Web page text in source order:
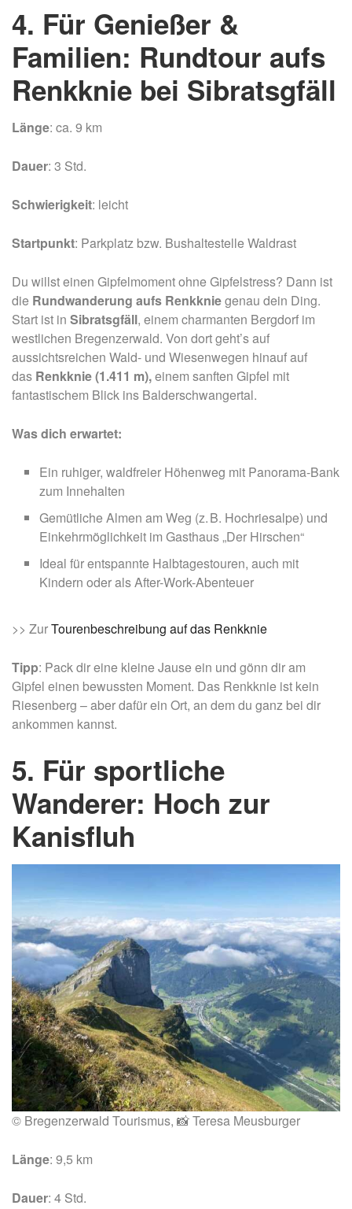
4. Für Genießer &
Familien: Rundtour aufs
Renkknie bei Sibratsgfäll
Länge: ca. 9 km
Dauer: 3 Std.
Schwierigkeit: leicht
Startpunkt: Parkplatz bzw. Bushaltestelle Waldrast
Du willst einen Gipfelmoment ohne Gipfelstress? Dann ist
die Rundwanderung aufs Renkkniegenau dein Ding.
Start ist in Sibratsgfäll, einem charmanten Bergdorf im
westlichen Bregenzerwald. Von dort geht’s auf
aussichtsreichen Wald- und Wiesenwegen hinauf auf
das Renkknie (1.411 m),einem sanften Gipfel mit
fantastischem Blick ins Balderschwangertal.
Was dich erwartet:
Ein ruhiger, waldfreier Höhenweg mit Panorama-Bank
zum Innehalten
Gemütliche Almen am Weg (z. B. Hochriesalpe) und
Einkehrmöglichkeit im Gasthaus „Der Hirschen“
Ideal für entspannte Halbtagestouren, auch mit
Kindern oder als After-Work-Abenteuer
>> ZurTourenbeschreibung auf das Renkknie
Tipp: Pack dir eine kleine Jause ein und gönn dir am
Gipfel einen bewussten Moment. Das Renkknie ist kein
Riesenberg – aber dafür ein Ort, an dem du ganz bei dir
ankommen kannst.
5. Für sportliche
Wanderer: Hoch zur
Kanisfluh
© Bregenzerwald Tourismus, 📸 Teresa Meusburger
Länge: 9,5 km
Dauer: 4 Std.